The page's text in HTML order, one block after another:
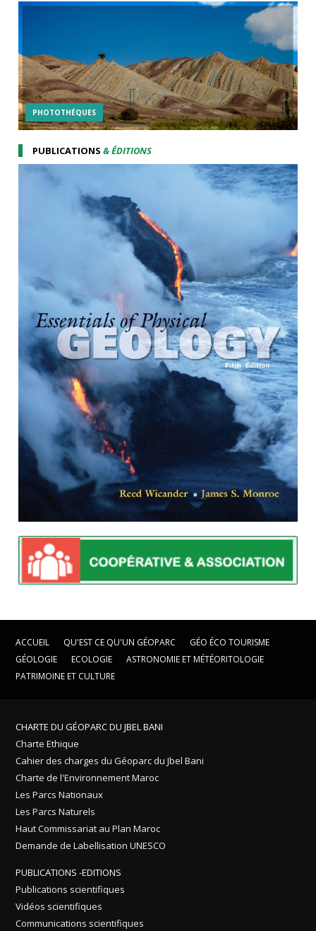
PHOTOTHÉQUES
PUBLICATIONS& ÉDITIONS
ACCUEIL QU'EST CE QU'UN GÉOPARC
GÉO ÉCO TOURISME
GÉOLOGIE
ECOLOGIE
ASTRONOMIE ET MÉTÉORITOLOGIE
PATRIMOINE ET CULTURE
CHARTE DU GÉOPARC DU JBEL BANI
Charte Ethique
Cahier des charges du Géoparc du Jbel Bani
Charte de l'Environnement Maroc
Les Parcs Nationaux
Les Parcs Naturels
Haut Commissariat au Plan Maroc
Demande de Labellisation UNESCO
PUBLICATIONS -EDITIONS
Publications scientifiques
Vidéos scientifiques
Communications scientifiques